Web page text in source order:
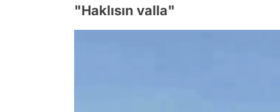
"Haklısın valla"